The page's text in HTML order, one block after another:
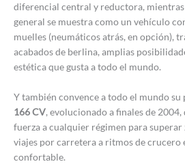
diferencial central y reductora,
general se muestra como un vehículo
muelles (neumáticos atrás, en opción),
acabados de berlina, amplias
estética que gusta a todo el mundo.
Y también convence a todo el mundo
166 CV, evolucionado a finales de
fuerza a cualquier régimen para
viajes por carretera a ritmos de crucero
confortable.